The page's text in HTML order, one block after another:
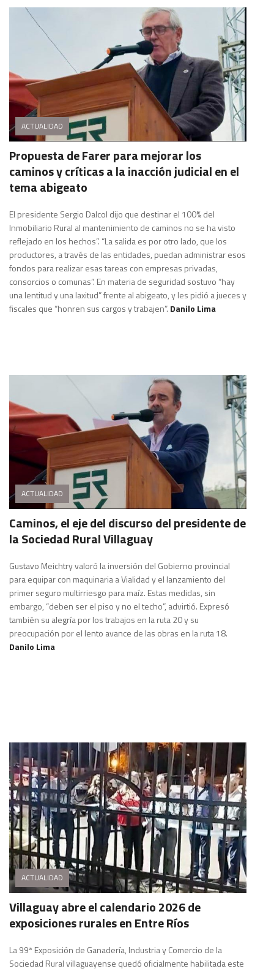
ACTUALIDAD
Propuesta de Farer para mejorar los
caminos y críticas a la inacción judicial en el
tema abigeato
El presidente Sergio Dalcol dijo que destinar el 100% del
Inmobiliario Rural al mantenimiento de caminos no se ha visto
reflejado en los hechos”. “La salida es por otro lado, que los
productores, a través de las entidades, puedan administrar esos
fondos para realizar esas tareas con empresas privadas,
consorcios o comunas”. En materia de seguridad sostuvo “hay
una lentitud y una laxitud” frente al abigeato, y les pidió a jueces y
fiscales que “honren sus cargos y trabajen”. Danilo Lima
ACTUALIDAD
Caminos, el eje del discurso del presidente de
la Sociedad Rural Villaguay
Gustavo Meichtry valoró la inversión del Gobierno provincial
para equipar con maquinaria a Vialidad y el lanzamiento del
primer seguro multirriesgo para maíz. Estas medidas, sin
embargo, “deben ser el piso y no el techo”, advirtió. Expresó
también su alegría por los trabajos en la ruta 20 y su
preocupación por el lento avance de las obras en la ruta 18.
Danilo Lima
ACTUALIDAD
Villaguay abre el calendario 2026 de
exposiciones rurales en Entre Ríos
La 99ª Exposición de Ganadería, Industria y Comercio de la
Sociedad Rural villaguayense quedó oficialmente habilitada este